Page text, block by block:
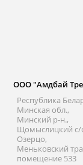
ООО "Амдбай
Республика
Минская обл.,
Минский р-н.,
Щомыслицкий с/
Озерцо,
Меньковский
помещение 533